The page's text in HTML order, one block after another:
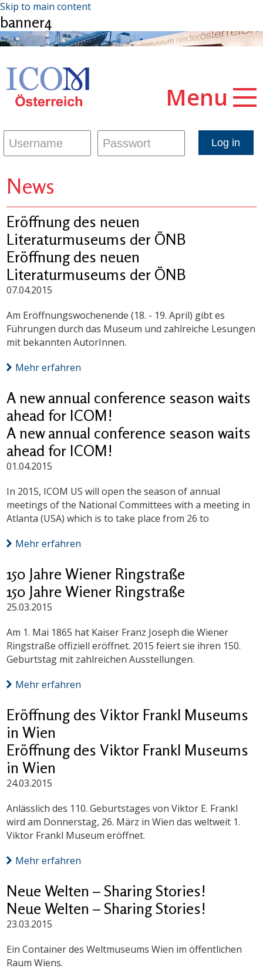
Skip to main content
banner4
Menu
News
Eröffnung des neuen
Literaturmuseums der ÖNB
Eröffnung des neuen
Literaturmuseums der ÖNB
07.04.2015
Am Eröffnungswochenende (18. - 19. April) gibt es
Führungen durch das Museum und zahlreiche Lesungen
mit bekannten AutorInnen.
Mehr erfahren
A new annual conference season waits
ahead for ICOM!
A new annual conference season waits
ahead for ICOM!
01.04.2015
In 2015, ICOM US will open the season of annual
meetings of the National Committees with a meeting in
Atlanta (USA) which is to take place from 26 to
Mehr erfahren
150 Jahre Wiener Ringstraße
150 Jahre Wiener Ringstraße
25.03.2015
Am 1. Mai 1865 hat Kaiser Franz Joseph die Wiener
Ringstraße offiziell eröffnet. 2015 feiert sie ihren 150.
Geburtstag mit zahlreichen Ausstellungen.
Mehr erfahren
Eröffnung des Viktor Frankl Museums
in Wien
Eröffnung des Viktor Frankl Museums
in Wien
24.03.2015
Anlässlich des 110. Geburtstages von Viktor E. Frankl
wird am Donnerstag, 26. März in Wien das weltweit 1.
Viktor Frankl Museum eröffnet.
Mehr erfahren
Neue Welten – Sharing Stories!
Neue Welten – Sharing Stories!
23.03.2015
Ein Container des Weltmuseums Wien im öffentlichen
Raum Wiens.